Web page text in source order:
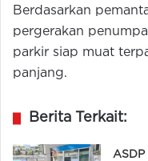
Berdasarkan
pergerakan
parkir siap muat
panjang.
Berita Terkait: